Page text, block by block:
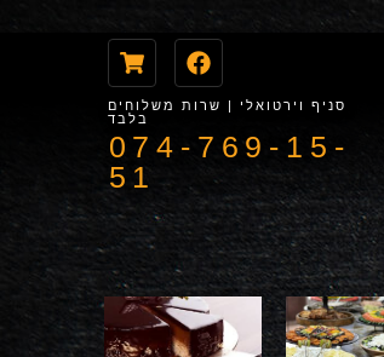
סניף וירטואלי | שרות משלוחים
בלבד
074-769-15-
51